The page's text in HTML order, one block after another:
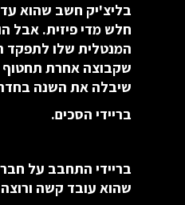
בליצ'יק חשב שהוא
חלש מדי פיזית. אבל
המנטלית שלו לתפקד
שקבוצה אחרת תחטוף
שיבלה את השנה
בריידי הסכים.
בריידי התחבב על
שהוא עובד קשה